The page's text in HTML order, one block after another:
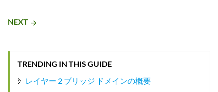
NEXT arrow_forward
TRENDING IN THIS GUIDE
レイヤー 2 ブリッジ ドメインの概要